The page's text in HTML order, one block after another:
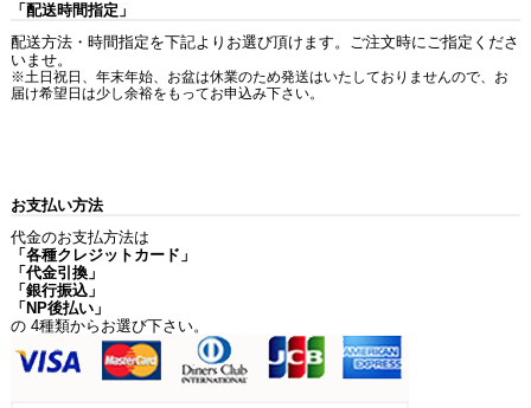
「配送時間指定」
配送方法・時間指定を下記よりお選び頂けます。ご注文時にご指定くださ
いませ。
※土日祝日、年末年始、お盆は休業のため発送はいたしておりませんので、お
届け希望日は少し余裕をもってお申込み下さい。
お支払い方法
代金のお支払方法は
「各種クレジットカード」
「代金引換」
「銀行振込」
「NP後払い」
の 4種類からお選び下さい。